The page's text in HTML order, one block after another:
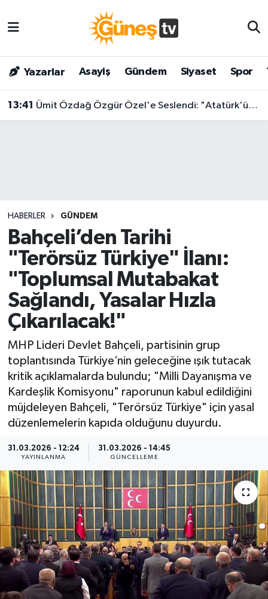
Yazarlar Asayiş Gündem Siyaset Spor
13:41 Ümit Özdağ Özgür Özel'e Seslendi: "Atatürk'ün Kurduğu Devletin Tasfiyesine Ortak Olmayın!"
HABERLER GÜNDEM
Bahçeli’den Tarihi
"Terörsüz Türkiye" İlanı:
"Toplumsal Mutabakat
Sağlandı, Yasalar Hızla
Çıkarılacak!"
MHP Lideri Devlet Bahçeli, partisinin grup
toplantısında Türkiye’nin geleceğine ışık tutacak
kritik açıklamalarda bulundu; "Milli Dayanışma ve
Kardeşlik Komisyonu" raporunun kabul edildiğini
müjdeleyen Bahçeli, "Terörsüz Türkiye" için yasal
düzenlemelerin kapıda olduğunu duyurdu.
31.03.2026 - 12:24
YAYINLANMA
31.03.2026 - 14:45
GÜNCELLEME
Bilim & Teknoloji
Dünya
Magazin
Siyaset
Spor
Yaşam
Malatya Nöbetçi Eczaneler
Malatya Hava Durumu
Malatya Namaz Vakitleri
Son Dakika Haberleri
Haber Arşivi